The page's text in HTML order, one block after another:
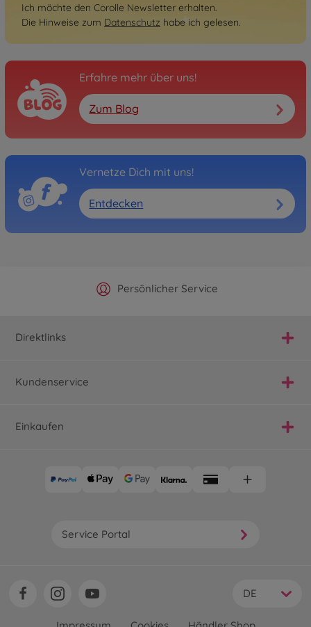
Ich möchte den Corolle Newsletter erhalten.
Die Hinweise zum Datenschutz habe ich gelesen.
Erfahre mehr über uns!
Zum Blog
Vernetze Dich mit uns!
Entdecken
Offizieller Hersteller Shop
Persönlicher Service
Versandkostenfrei ab 25€
Schnelle Lieferung
Direktlinks
Kundenservice
Einkaufen
Service Portal
DE